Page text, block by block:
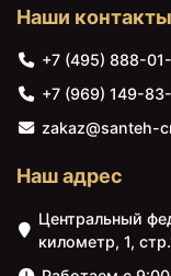
Наши контакты
+7 (495) 888-
+7 (969) 149-
zakaz@santeh-
Наш адрес
Центральный
километр, 1,